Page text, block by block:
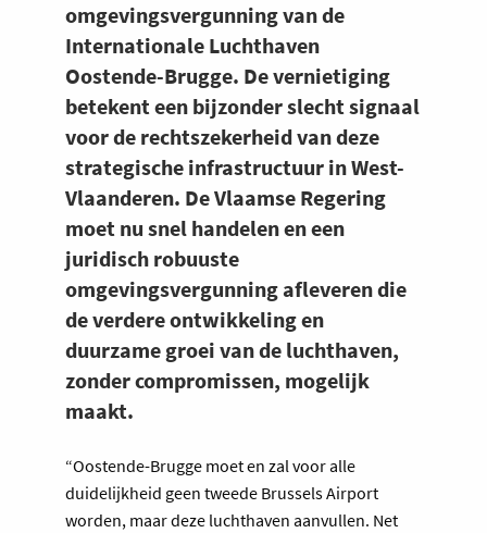
omgevingsvergunning van de
Internationale Luchthaven
Oostende-Brugge. De vernietiging
betekent een bijzonder slecht signaal
voor de rechtszekerheid van deze
strategische infrastructuur in West-
Vlaanderen. De Vlaamse Regering
moet nu snel handelen en een
juridisch robuuste
omgevingsvergunning afleveren die
de verdere ontwikkeling en
duurzame groei van de luchthaven,
zonder compromissen, mogelijk
maakt.
“Oostende-Brugge moet en zal voor alle
duidelijkheid geen tweede Brussels Airport
worden, maar deze luchthaven aanvullen. Net